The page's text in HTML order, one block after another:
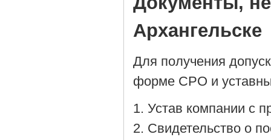
Архангельске
Для получения
форме СРО и
Устав компании с
Cвидетельство о